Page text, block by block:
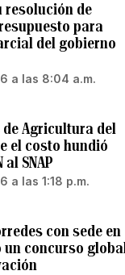
resolución de
para
del gobierno
a las 8:04 a.m.
Agricultura del
el costo hundió
SNAP
a las 1:18 p.m.
con sede en
un concurso global